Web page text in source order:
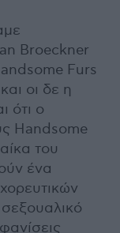
Broeckner
Furs
οι δε η
ότι ο
Handsome
του
ένα